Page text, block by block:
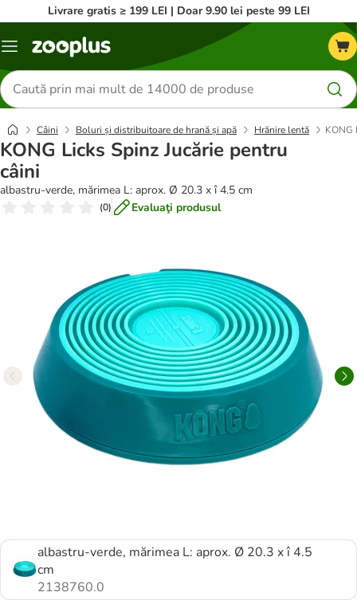
Livrare gratis ≥ 199 LEI | Doar 9.90 lei peste 99 LEI
Categorii
Căutare
produse
Câini Boluri și distribuitoare de hrană și apă Hrănire lentă KONG
KONG Licks Spinz Jucărie pentru
câini
albastru-verde, mărimea L: aprox. Ø 20.3 x î 4.5 cm
(0) Evaluaţi produsul
albastru-verde, mărimea L: aprox. Ø 20.3 x î 4.5
cm
2138760.0